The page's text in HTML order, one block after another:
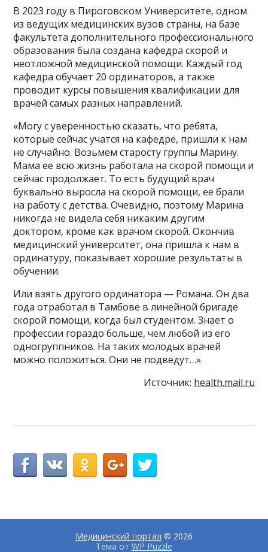
В 2023 году в Пироговском Университете, одном
из ведущих медицинских вузов страны, на базе
факультета дополнительного профессионального
образования была создана кафедра скорой и
неотложной медицинской помощи. Каждый год
кафедра обучает 20 ординаторов, а также
проводит курсы повышения квалификации для
врачей самых разных направлений.
«Могу с уверенностью сказать, что ребята,
которые сейчас учатся на кафедре, пришли к нам
не случайно. Возьмем старосту группы Марину.
Мама ее всю жизнь работала на скорой помощи и
сейчас продолжает. То есть будущий врач
буквально выросла на скорой помощи, ее брали
на работу с детства. Очевидно, поэтому Марина
никогда не видела себя никаким другим
доктором, кроме как врачом скорой. Окончив
медицинский университет, она пришла к нам в
ординатуру, показывает хорошие результаты в
обучении.
Или взять другого ординатора — Романа. Он два
года отработал в Тамбове в линейной бригаде
скорой помощи, когда был студентом. Знает о
профессии гораздо больше, чем любой из его
одногруппников. На таких молодых врачей
можно положиться. Они не подведут…».
Источник: health.mail.ru
Медицинский портал © 2026
Тема от WP Puzzle